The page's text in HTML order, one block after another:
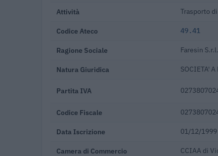
Attività Trasporto
Codice Ateco 49.41
Ragione Sociale Faresin S.r.l.
Natura Giuridica SOCIETA'
Partita IVA
Codice Fiscale
Data Iscrizione 01/12/1999
Camera di Commercio CCIAA di